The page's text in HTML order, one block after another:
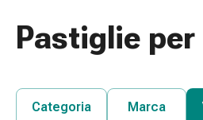
gola
Farmaci
Pastiglie per
Categoria Marca